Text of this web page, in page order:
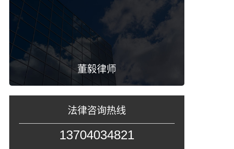
董毅律师
法律咨询热线
13704034821